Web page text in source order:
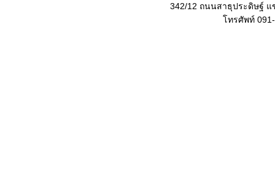
342/12 ถนนสาธุประดิษฐ์ แ
โทรศัพท์